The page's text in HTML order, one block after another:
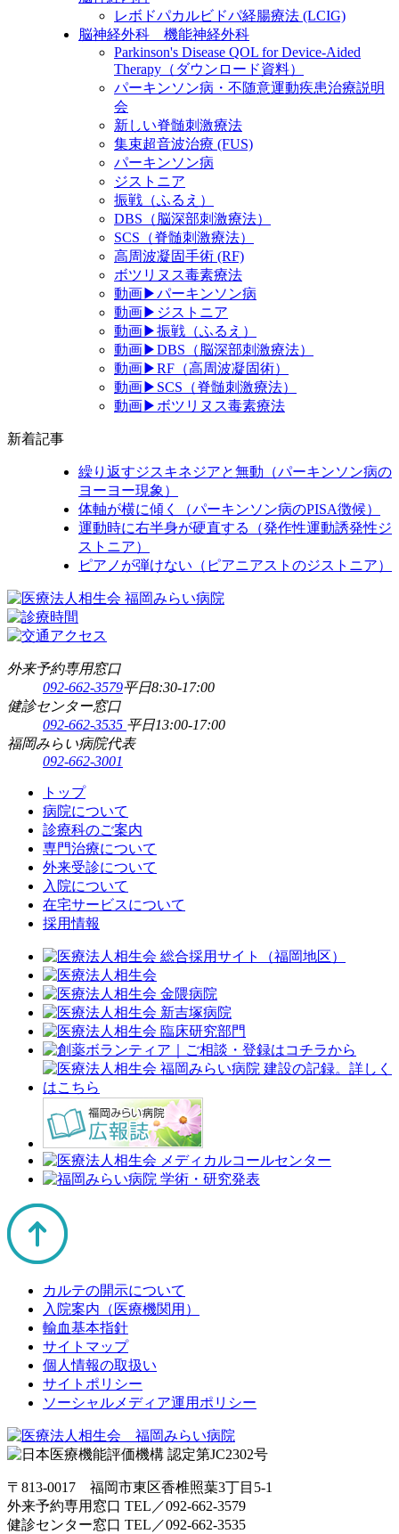
レボドパカルビドパ経腸療法 (LCIG)
脳神経外科 機能神経外科
Parkinson's Disease QOL for Device-Aided
Therapy（ダウンロード資料）
パーキンソン病・不随意運動疾患治療説明
会
新しい脊髄刺激療法
集束超音波治療 (FUS)
パーキンソン病
ジストニア
振戦（ふるえ）
DBS（脳深部刺激療法）
SCS（脊髄刺激療法）
高周波凝固手術 (RF)
ボツリヌス毒素療法
動画▶パーキンソン病
動画▶ジストニア
動画▶振戦（ふるえ）
動画▶DBS（脳深部刺激療法）
動画▶RF（高周波凝固術）
動画▶SCS（脊髄刺激療法）
動画▶ボツリヌス毒素療法
新着記事
繰り返すジスキネジアと無動（パーキンソン病の
ヨーヨー現象）
体軸が横に傾く（パーキンソン病のPISA徴候）
運動時に右半身が硬直する（発作性運動誘発性ジ
ストニア）
ピアノが弾けない（ピアニアストのジストニア）
外来予約専用窓口
092-662-3579平日8:30-17:00
健診センター窓口
092-662-3535 平日13:00-17:00
福岡みらい病院代表
092-662-3001
トップ
病院について
診療科のご案内
専門治療について
外来受診について
入院について
在宅サービスについて
採用情報
カルテの開示について
入院案内（医療機関用）
輸血基本指針
サイトマップ
個人情報の取扱い
サイトポリシー
ソーシャルメディア運用ポリシー
〒813-0017 福岡市東区香椎照葉3丁目5-1
外来予約専用窓口 TEL／092-662-3579
健診センター窓口 TEL／092-662-3535